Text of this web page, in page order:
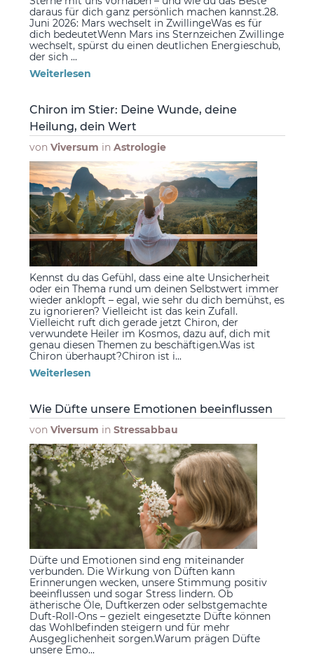
daraus für dich ganz persönlich machen kannst.28.
Juni 2026: Mars wechselt in ZwillingeWas es für
dich bedeutetWenn Mars ins Sternzeichen Zwillinge
wechselt, spürst du einen deutlichen Energieschub,
der sich ...
Weiterlesen
Chiron im Stier: Deine Wunde, deine
Heilung, dein Wert
von Viversum in Astrologie
Kennst du das Gefühl, dass eine alte Unsicherheit
oder ein Thema rund um deinen Selbstwert immer
wieder anklopft – egal, wie sehr du dich bemühst, es
zu ignorieren? Vielleicht ist das kein Zufall.
Vielleicht ruft dich gerade jetzt Chiron, der
verwundete Heiler im Kosmos, dazu auf, dich mit
genau diesen Themen zu beschäftigen.Was ist
Chiron überhaupt?Chiron ist i...
Weiterlesen
Wie Düfte unsere Emotionen beeinflussen
von Viversum in Stressabbau
Düfte und Emotionen sind eng miteinander
verbunden. Die Wirkung von Düften kann
Erinnerungen wecken, unsere Stimmung positiv
beeinflussen und sogar Stress lindern. Ob
ätherische Öle, Duftkerzen oder selbstgemachte
Duft-Roll-Ons – gezielt eingesetzte Düfte können
das Wohlbefinden steigern und für mehr
Ausgeglichenheit sorgen.Warum prägen Düfte
unsere Emo...